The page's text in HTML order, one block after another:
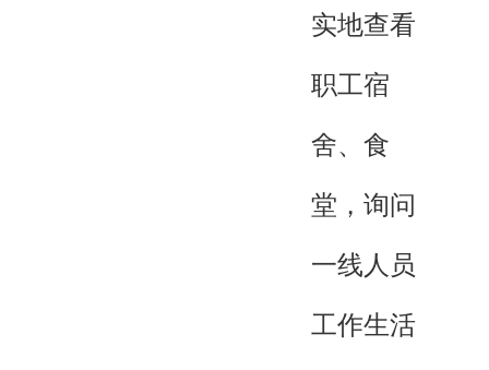
实地查看
职工宿
舍、食
堂，询问
一线人员
工作生活